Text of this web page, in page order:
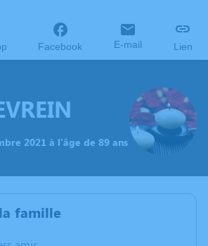
Facebook E-mail Lien
2021 à l'âge de 89 ans
famille